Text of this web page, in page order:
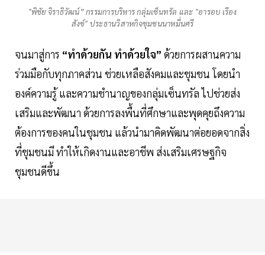
"พิชัย จิราธิวัฒน์” กรรมการบริหาร กลุ่มเซ็นทรัล และ "อารอบ เรือง
สังข์" ประธานวิสาหกิจชุมชนนาหมื่นศรี
จนมาสู่การ “ทำด้วยกัน ทำด้วยใจ” ด้วยการผสานความ
ร่วมมือกับทุกภาคส่วน ช่วยเหลือสังคมและชุมชน โดยนำ
องค์ความรู้ และความชำนาญของกลุ่มเซ็นทรัล ไปช่วยส่ง
เสริมและพัฒนา ด้วยการลงพื้นที่ศึกษาและพุดคุยถึงความ
ต้องการของคนในชุมชน แล้วนำมาคิดพัฒนาต่อยอดจากสิ่ง
ที่ชุมชนมี ทำให้เกิดงานและอาชีพ ส่งเสริมเศรษฐกิจ
ชุมชนดีขึ้น